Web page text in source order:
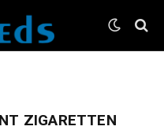
ZIGARETTEN